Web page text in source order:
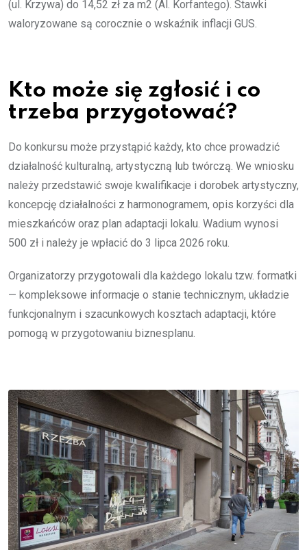
(ul. Krzywa) do 14,52 zł za m2 (Al. Korfantego). Stawki
waloryzowane są corocznie o wskaźnik inflacji GUS.
Kto może się zgłosić i co
trzeba przygotować?
Do konkursu może przystąpić każdy, kto chce prowadzić
działalność kulturalną, artystyczną lub twórczą. We wniosku
należy przedstawić swoje kwalifikacje i dorobek artystyczny,
koncepcję działalności z harmonogramem, opis korzyści dla
mieszkańców oraz plan adaptacji lokalu. Wadium wynosi
500 zł i należy je wpłacić do 3 lipca 2026 roku.
Organizatorzy przygotowali dla każdego lokalu tzw. formatki
— kompleksowe informacje o stanie technicznym, układzie
funkcjonalnym i szacunkowych kosztach adaptacji, które
pomogą w przygotowaniu biznesplanu.